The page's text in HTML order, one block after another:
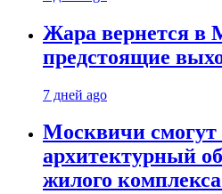
Жара вернется в
предстоящие
7 дней ago
Москвичи смогут
архитектурный
жилого